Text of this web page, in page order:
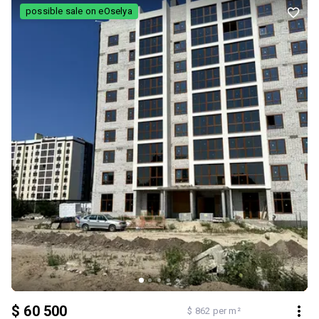
територія з відеоспостереженням для вашої безпеки.
Облаштовані дитячі та спортивні майданчики на території. Район,
що активно розбудовується: поруч розташовані магазини,
супермаркети, зручна транспортна розв’язка та вся необхідна
міська інфраструктура. Зверніть увагу: У наявності також є
декілька аналогічних квартир такої ж площі на інших поверхах.
Ціна: 67 100 $ Контакти для детальної інформації та запису на
перегляд: 098-320-30-30 063-499-53-57
$ 60 500 $ 862 per m²
possible sale on eOselya